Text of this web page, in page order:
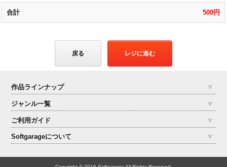
500円
戻る レジに進む
作品ラインナップ
ジャンル一覧
ご利用ガイド
Softgarageについて